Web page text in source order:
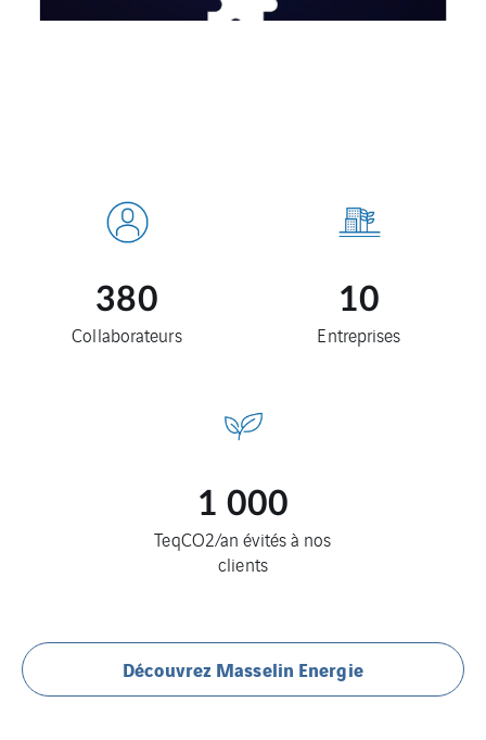
380
Collaborateurs
10
Entreprises
1 000
TeqCO2/an évités à nos
clients
Découvrez Masselin Energie